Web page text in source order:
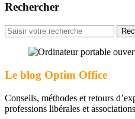
Rechercher
Rechercher
pour
Le blog Optim Office
Conseils, méthodes et retours
professions libérales et